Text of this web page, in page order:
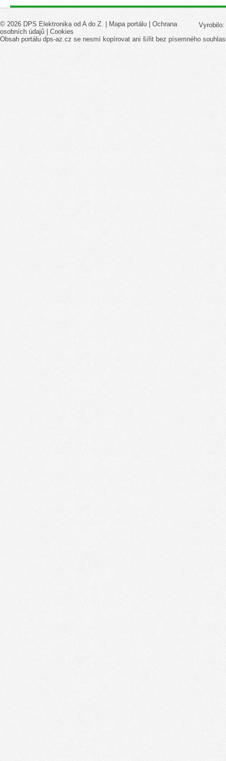
Vyrobilo:
© 2026 DPS Elektronika od A do Z. | Mapa portálu
Ochrana
osobních údajů
Cookies
Obsah portálu dps-az.cz se nesmí kopírovat ani šířit bez písemného